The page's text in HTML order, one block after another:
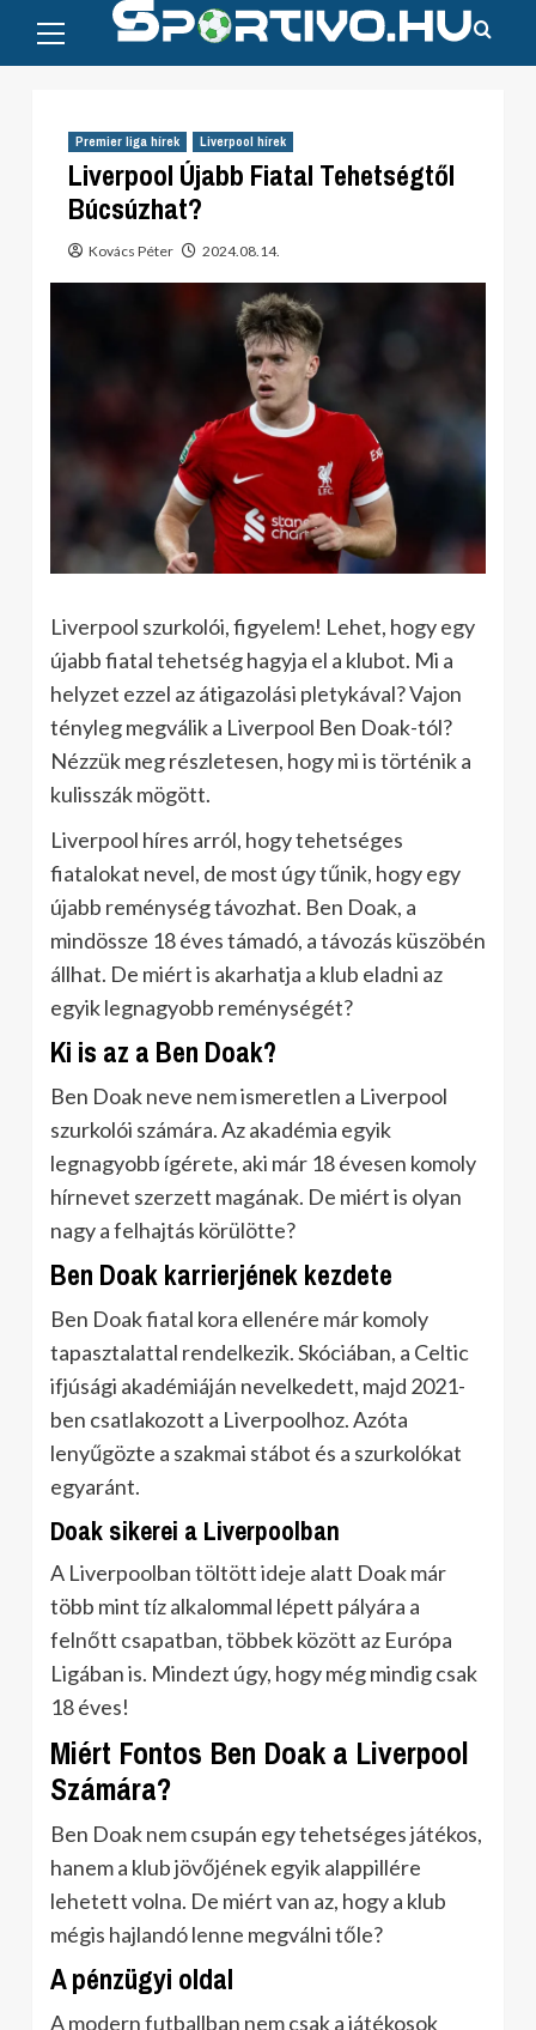
content
Menu
Premier liga hírek Liverpool hírek
Liverpool Újabb Fiatal Tehetségtől
Búcsúzhat?
Kovács Péter 2024.08.14.
Liverpool szurkolói, figyelem! Lehet, hogy egy
újabb fiatal tehetség hagyja el a klubot. Mi a
helyzet ezzel az átigazolási pletykával? Vajon
tényleg megválik a Liverpool Ben Doak-tól?
Nézzük meg részletesen, hogy mi is történik a
kulisszák mögött.
Liverpool híres arról, hogy tehetséges
fiatalokat nevel, de most úgy tűnik, hogy egy
újabb reménység távozhat. Ben Doak, a
mindössze 18 éves támadó, a távozás küszöbén
állhat. De miért is akarhatja a klub eladni az
egyik legnagyobb reménységét?
Ki is az a Ben Doak?
Ben Doak neve nem ismeretlen a Liverpool
szurkolói számára. Az akadémia egyik
legnagyobb ígérete, aki már 18 évesen komoly
hírnevet szerzett magának. De miért is olyan
nagy a felhajtás körülötte?
Ben Doak karrierjének kezdete
Ben Doak fiatal kora ellenére már komoly
tapasztalattal rendelkezik. Skóciában, a Celtic
ifjúsági akadémiáján nevelkedett, majd 2021-
ben csatlakozott a Liverpoolhoz. Azóta
lenyűgözte a szakmai stábot és a szurkolókat
egyaránt.
Doak sikerei a Liverpoolban
A Liverpoolban töltött ideje alatt Doak már
több mint tíz alkalommal lépett pályára a
felnőtt csapatban, többek között az Európa
Ligában is. Mindezt úgy, hogy még mindig csak
18 éves!
Miért Fontos Ben Doak a Liverpool
Számára?
Ben Doak nem csupán egy tehetséges játékos,
hanem a klub jövőjének egyik alappillére
lehetett volna. De miért van az, hogy a klub
mégis hajlandó lenne megválni tőle?
A pénzügyi oldal
A modern futballban nem csak a játékosok